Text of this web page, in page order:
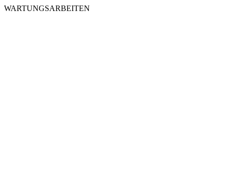
WARTUNGSARBEITEN